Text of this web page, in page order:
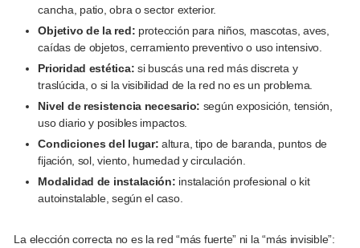
cancha, patio, obra o sector exterior.
Objetivo de la red: protección para niños, mascotas, aves,
caídas de objetos, cerramiento preventivo o uso intensivo.
Prioridad estética: si buscás una red más discreta y
traslúcida, o si la visibilidad de la red no es un problema.
Nivel de resistencia necesario: según exposición, tensión,
uso diario y posibles impactos.
Condiciones del lugar: altura, tipo de baranda, puntos de
fijación, sol, viento, humedad y circulación.
Modalidad de instalación: instalación profesional o kit
autoinstalable, según el caso.
La elección correcta no es la red “más fuerte” ni la “más invisible”: